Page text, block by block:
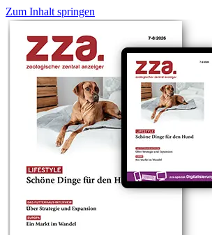
Zum Inhalt springen